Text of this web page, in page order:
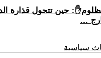
حين تتحول قذارة
…
سياسية